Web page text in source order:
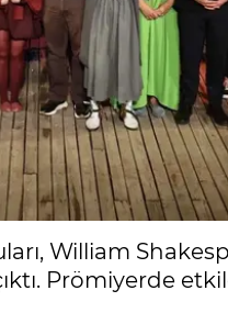
William
çıktı. Prömiyerde